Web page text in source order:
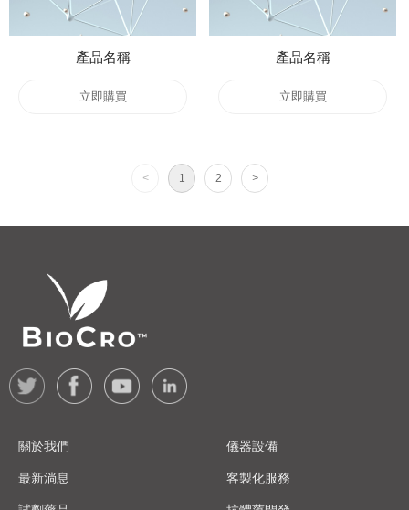
產品名稱
立即購買
產品名稱
立即購買
< 1 2 >
關於我們
最新淌息
儀器設備
客製化服務